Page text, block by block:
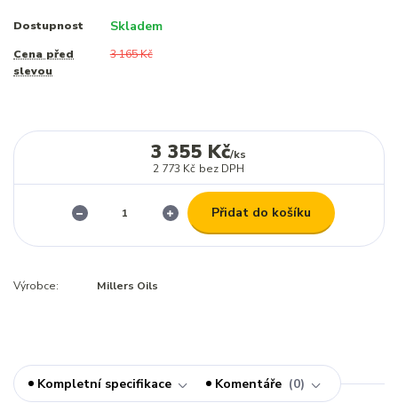
Dostupnost Skladem
Cena před
slevou
3 165 Kč
3 355 Kč/ks
2 773 Kč bez DPH
Přidat do košíku
Výrobce: Millers Oils
Kompletní specifikace Komentáře 0